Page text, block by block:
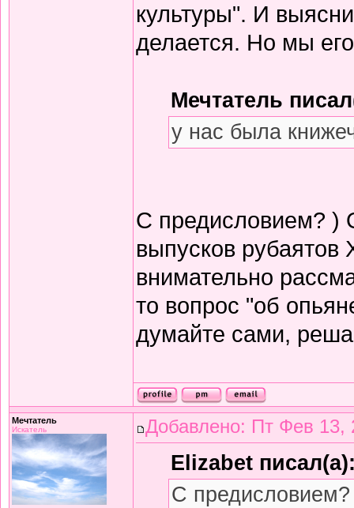
культуры". И
делается. Но мы
Мечтатель
у нас была
С предисловием? )
выпусков рубаятов
внимательно
то вопрос "об
думайте сами,
Мечтатель
Искатель Добавлено: Пт Фев 13,
Elizabet
С